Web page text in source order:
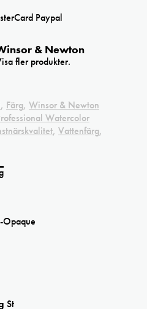
& Newton
fler produkter.
, Färg, Winsor & Newton
Watercolor
, Vattenfärg,
Opaque
St